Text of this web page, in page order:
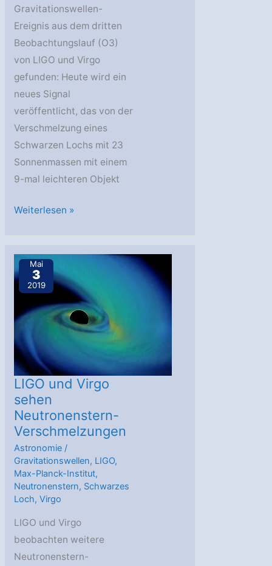
Gravitationswellen-
Ereignis aus dem dritten
Beobachtungslauf (O3)
von LIGO und Virgo
gefunden: Heute wird ein
neues Signal
veröffentlicht, das von der
Verschmelzung eines
Schwarzen Lochs mit 23
Sonnenmassen mit einem
9-mal leichteren Objekt
Ein
und
sein
rätselhafter
Begleiter
Weiterlesen »
Mai
3
2019
LIGO und Virgo
sehen
Neutronenstern-
Verschmelzungen
Astronomie /
Gravitationswellen, LIGO,
Max-Planck-Institut,
Neutronenstern, Schwarzes
Loch,Virgo
LIGO und Virgo
beobachten weitere
Neutronenstern-